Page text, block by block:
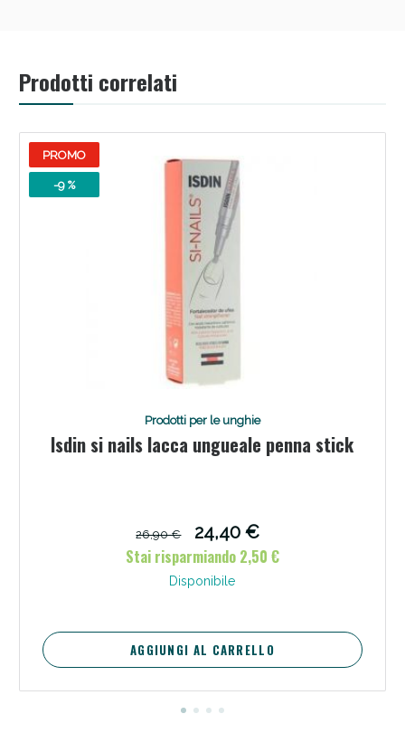
Prodotti correlati
PROMO
-9 %
Prodotti per le unghie
Isdin si nails lacca ungueale penna stick
26,90 €
24,40 €
Stai risparmiando 2,50 €
Disponibile
AGGIUNGI AL CARRELLO
Benessere Intestinale: Sconto fino al 55% valido
oggi!
Scopri le offerte di Oggi